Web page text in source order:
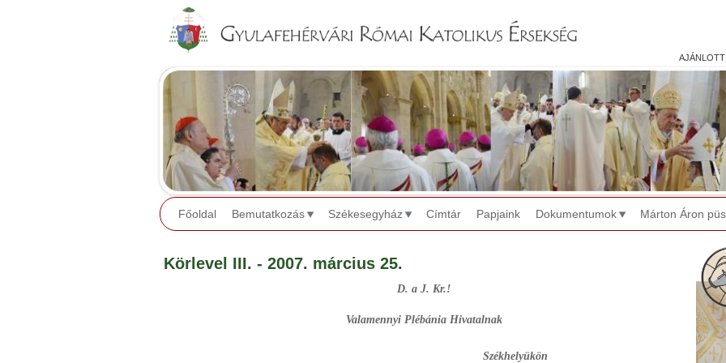
ajánlott
Főoldal Bemutatkozás Székesegyház Címtár Papjaink Dokumentumok Márton Áron
Körlevel III. - 2007. március 25.
D. a J. Kr.!
Valamennyi Plébánia Hivatalnak
Székhelyükön